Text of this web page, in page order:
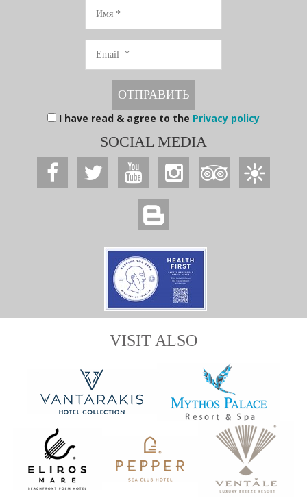
Имя
Email
ОТПРАВИТЬ
I have read & agree to the Privacy policy
SOCIAL MEDIA
VISIT ALSO